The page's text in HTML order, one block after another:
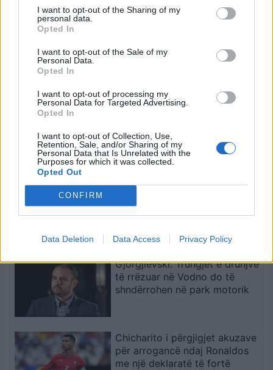
I want to opt-out of the Sharing of my
personal data.
Opted In
I want to opt-out of the Sale of my
Personal Data.
Opted In
I want to opt-out of processing my
Personal Data for Targeted Advertising.
Opted In
I want to opt-out of Collection, Use,
Retention, Sale, and/or Sharing of my
Personal Data that Is Unrelated with the
Purposes for which it was collected.
Opted Out
CONFIRM
Data Deletion Data Access Privacy Policy
ndiqen më në Instagram,
dyshime për krisje mes
VIP 5 dhe ish-banorit
tërheq vëmendjen me
Don Xhoni i kthehet
ashpër një personi në
publik, çfarë ndodhi me
të fundit
Gjorgjievski: Trungjet e drunjve
të rrëzuar në Vodno do të
shndërrohen në park motorik
Chicharito i përgjigjet akuzave
për arrogancë ndaj Ronaldos
me një deklaratë të fortë